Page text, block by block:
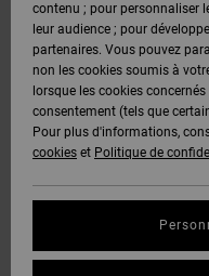
contenu ; pour personnaliser
leur audience ; pour
partenaires. Vous pouvez
non les cookies soumis à
lorsque les cookies
consentement (tels que
Pour plus d'informations,
cookies et Politique de